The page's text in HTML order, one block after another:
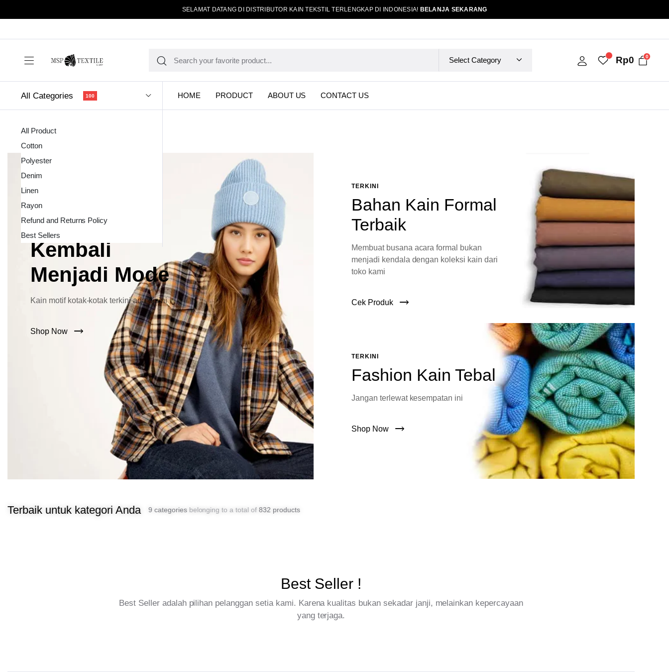
SELAMAT DATANG DI DISTRIBUTOR KAIN TEKSTIL TERLENGKAP DI INDONESIA! BELANJA SEKARANG
Rp0 0
All Categories 100
All Product
Cotton
Polyester
Denim
Linen
Rayon
Refund and Returns Policy
Best Sellers
HOME PRODUCT ABOUT US CONTACT US
Kain Pola
Lebar Kini
Kembali
Menjadi Mode
Kain motif kotak-kotak terkini ada disini
Shop Now
TERKINI
Bahan Kain Formal
Terbaik
Membuat busana acara formal bukan
menjadi kendala dengan koleksi kain dari
toko kami
Cek Produk
TERKINI
Fashion Kain Tebal
Jangan terlewat kesempatan ini
Shop Now
Terbaik untuk kategori Anda 9 categoriesbelonging to a total of 832 products
Best Seller !
Best Seller adalah pilihan pelanggan setia kami. Karena kualitas bukan sekadar janji, melainkan kepercayaan
yang terjaga.